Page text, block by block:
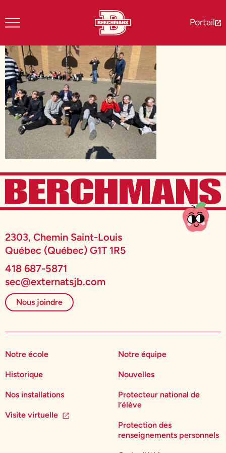
Portail
2303, Chemin Saint-Louis
Québec (Québec) G1T 1R5
418 687-5871
sec@externatsjb.com
Nous joindre
Notre école
Historique
Nos installations
Visite virtuelle
Notre équipe
Nouvelles
Protecteur national de
l’élève
Protection des
renseignements personnels